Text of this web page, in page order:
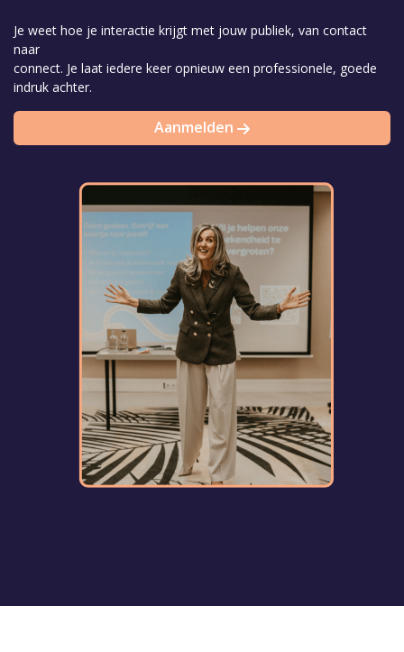
Je weet hoe je interactie krijgt met jouw publiek, van contact
naar
connect. Je laat iedere keer opnieuw een professionele, goede
indruk achter.
Aanmelden